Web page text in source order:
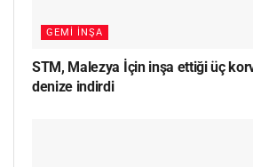
GEMI İNŞA
STM, Malezya İçin inşa ettiği üç
denize indirdi